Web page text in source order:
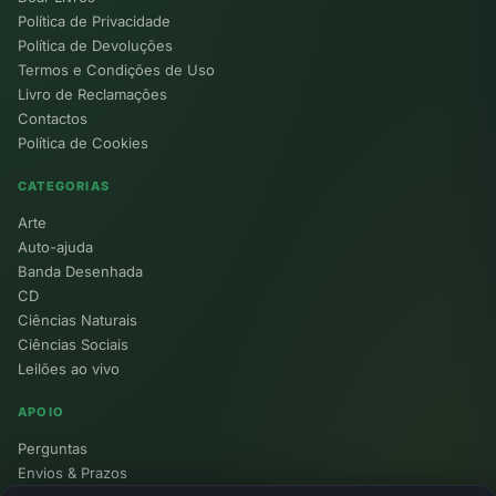
Política de Privacidade
Política de Devoluções
Termos e Condições de Uso
Livro de Reclamações
Contactos
Política de Cookies
CATEGORIAS
Arte
Auto-ajuda
Banda Desenhada
CD
Ciências Naturais
Ciências Sociais
Leilões ao vivo
APOIO
Perguntas
Envios & Prazos